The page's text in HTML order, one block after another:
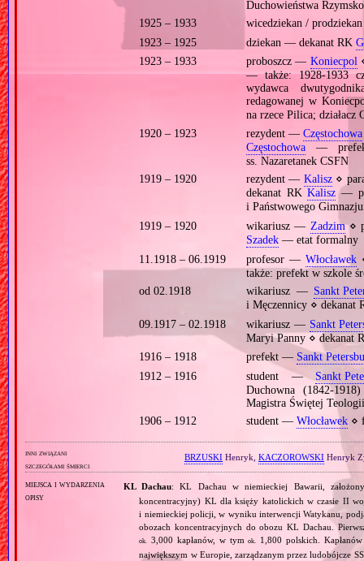
Duchowieństwa
1925 – 1933
wicedziekan /
1923 – 1925
dziekan — dekanat RK
1923 – 1933
proboszcz — Koniecpol
— także: 1928‐1933
wydawca
redagowanej w
na rzece Pilica; działacz
1920 – 1923
rezydent —Częstochowa
Częstochowa— prefekt
ss. Nazaretanek CSFN
1919 – 1920
rezydent — Kalisz⋄
dekanat RKKalisz —
i Państwowego
1919 – 1920
wikariusz — Zadzim⋄
Szadek— etat formalny
11.1918 – 06.1919
profesor — Włocławek
także: prefekt w szkole
od 02.1918
wikariusz — Sankt
i Męczennicy ⋄ dekanat
09.1917 – 02.1918
wikariusz — Sankt
Maryi Panny ⋄ dekanat
1916 – 1918
prefekt — Sankt
1912 – 1916
student — Sankt
Duchowna
Magistra Świętej Teologii
1906 – 1912
student — Włocławek⋄
inni związani
szczegółami śmierci
BRZUSKIHenryk, KACZOROWSKIHenryk
miejsca i wydarzenia
opisy
KL Dachau: KL Dachau w niemieckiej Bawarii,
koncentracyjny) KL dla księży katolickich w czasie II
i niemieckiej policji, w wyniku interwencji Watykanu,
obozach koncentracyjnych do obozu KL Dachau.
ok. 3,000 kapłanów, w tymok.
1,800 polskich.
największym w Europie, zarządzanym przez ludobójcze